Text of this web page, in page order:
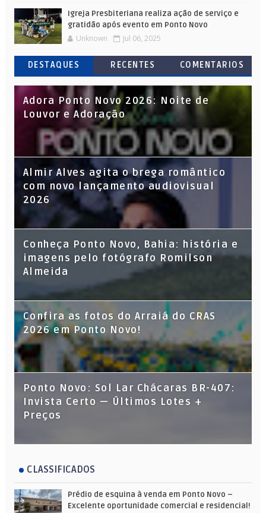
Igreja Presbiteriana realiza ação de serviço e
gratidão após evento em Ponto Novo
Unknown Jul 06, 2025
DESTAQUES RECENTES COMENTARIOS
Adora Ponto Novo 2026: Noite de
Louvor e Adoração
Almir Alves agita o brega romântico
com novo lançamento audiovisual
2026
Conheça Ponto Novo, Bahia: história e
imagens pelo fotógrafo Romilson
Almeida
Confira as fotos do Arraiá do CRAS
2026 em Ponto Novo!
Ponto Novo: Sol Lar Chácaras BR-407:
Invista Certo — Últimos Lotes +
Preços
CLASSIFICADOS
Prédio de esquina à venda em Ponto Novo –
Excelente oportunidade comercial e residencial!